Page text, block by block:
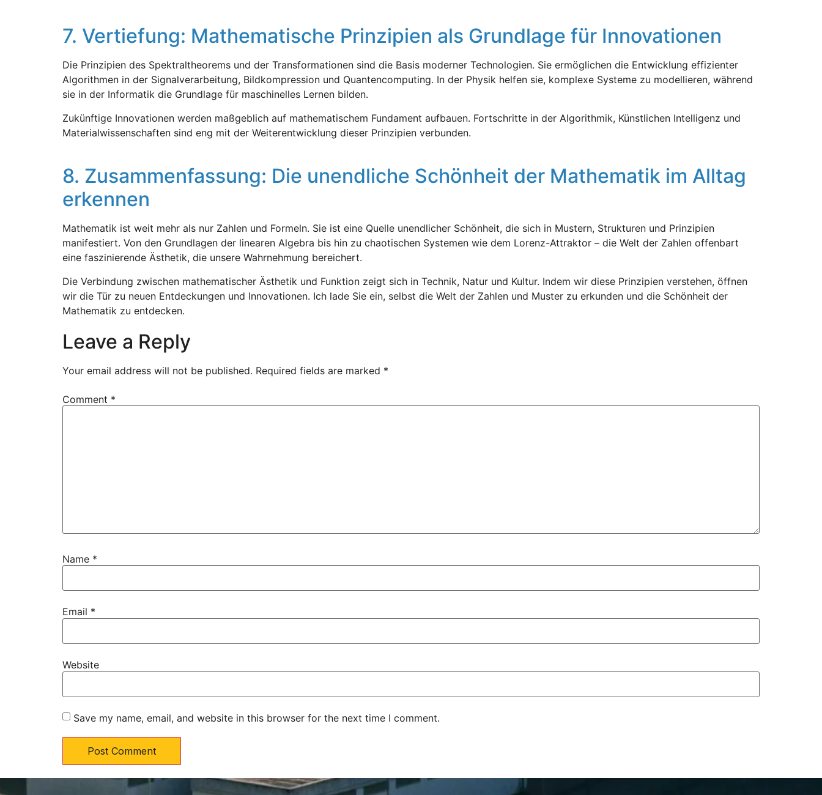
7. Vertiefung: Mathematische Prinzipien als Grundlage für Innovationen
Die Prinzipien des Spektraltheorems und der Transformationen sind die Basis moderner Technologien. Sie ermöglichen die Entwicklung effizienter
Algorithmen in der Signalverarbeitung, Bildkompression und Quantencomputing. In der Physik helfen sie, komplexe Systeme zu modellieren, während
sie in der Informatik die Grundlage für maschinelles Lernen bilden.
Zukünftige Innovationen werden maßgeblich auf mathematischem Fundament aufbauen. Fortschritte in der Algorithmik, Künstlichen Intelligenz und
Materialwissenschaften sind eng mit der Weiterentwicklung dieser Prinzipien verbunden.
8. Zusammenfassung: Die unendliche Schönheit der Mathematik im Alltag
erkennen
Mathematik ist weit mehr als nur Zahlen und Formeln. Sie ist eine Quelle unendlicher Schönheit, die sich in Mustern, Strukturen und Prinzipien
manifestiert. Von den Grundlagen der linearen Algebra bis hin zu chaotischen Systemen wie dem Lorenz-Attraktor – die Welt der Zahlen offenbart
eine faszinierende Ästhetik, die unsere Wahrnehmung bereichert.
Die Verbindung zwischen mathematischer Ästhetik und Funktion zeigt sich in Technik, Natur und Kultur. Indem wir diese Prinzipien verstehen, öffnen
wir die Tür zu neuen Entdeckungen und Innovationen. Ich lade Sie ein, selbst die Welt der Zahlen und Muster zu erkunden und die Schönheit der
Mathematik zu entdecken.
Leave a Reply
Your email address will not be published. Required fields are marked *
Comment *
Name *
Email *
Website
Save my name, email, and website in this browser for the next time I comment.